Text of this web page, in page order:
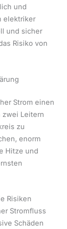
und
elektriker
und sicher
Risiko von
Strom einen
Leitern
zu
enorm
Hitze und
Risiken
Stromfluss
Schäden